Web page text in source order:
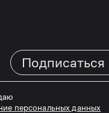
Подписаться
персональных данных